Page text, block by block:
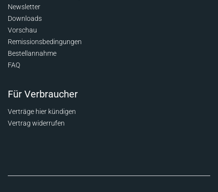
Newsletter
Downloads
Vorschau
Remissionsbedingungen
Bestellannahme
FAQ
Für Verbraucher
Verträge hier kündigen
Vertrag widerrufen